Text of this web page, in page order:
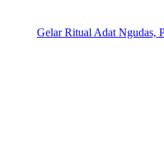
Gelar Ritual Adat Ngudas, PTPN